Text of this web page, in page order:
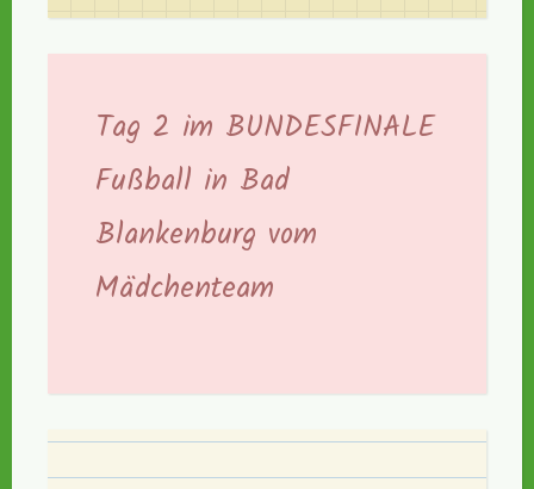
Tag 2 im BUNDESFINALE
Fußball in Bad
Blankenburg vom
Mädchenteam